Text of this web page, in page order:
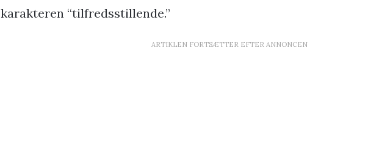
karakteren “tilfredsstillende.”
ARTIKLEN FORTSÆTTER EFTER ANNONCEN